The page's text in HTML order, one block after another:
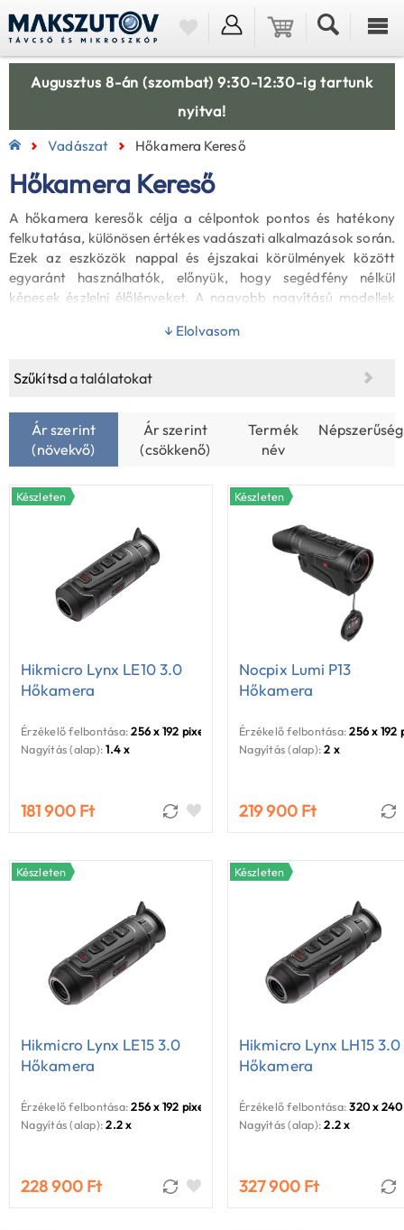
Augusztus 8-án (szombat) 9:30-12:30-ig tartunk
nyitva!
Vadászat Hőkamera Kereső
Hőkamera Kereső
A hőkamera keresők célja a célpontok pontos és hatékony
felkutatása, különösen értékes vadászati alkalmazások során.
Ezek az eszközök nappal és éjszakai körülmények között
egyaránt használhatók, előnyük, hogy segédfény nélkül
képesek észlelni élőlényeket. A nagyobb nagyítású modellek
az állatokat nagyobb távolságból kell észlelni, míg a kisebb
ahol a látómező szűkebb. Az alacsonyabb hőfelbontású
pontos azonosítást. Fedezd fel webáruházunk széles
hőkamera keresőtávcső kínálatát!
↓ Elolvasom
Szűkítsda találatokat
Ár szerint
(növekvő)
Ár szerint
(csökkenő)
Termék
név
Népszerűség
Készleten
Hikmicro Lynx LE10 3.0
Hőkamera
Érzékelő felbontása: 256 x 192 pixel
Nagyítás (alap): 1.4 x
181 900 Ft
Készleten
Nocpix Lumi P13
Hőkamera
Érzékelő felbontása: 256 x 192
Nagyítás (alap): 2 x
219 900 Ft
Készleten
Hikmicro Lynx LE15 3.0
Hőkamera
Érzékelő felbontása: 256 x 192 pixel
Nagyítás (alap): 2.2 x
228 900 Ft
Készleten
Hikmicro Lynx LH15 3.0
Hőkamera
Érzékelő felbontása: 320 x
Nagyítás (alap): 2.2 x
327 900 Ft